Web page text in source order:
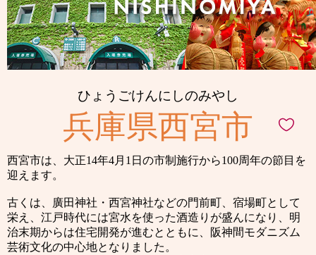
ひょうごけんにしのみやし
兵庫県西宮市
西宮市は、大正14年4月1日の市制施行から100周年の節目を
迎えます。
古くは、廣田神社・西宮神社などの門前町、宿場町として
栄え、江戸時代には宮水を使った酒造りが盛んになり、明
治末期からは住宅開発が進むとともに、阪神間モダニズム
芸術文化の中心地となりました。